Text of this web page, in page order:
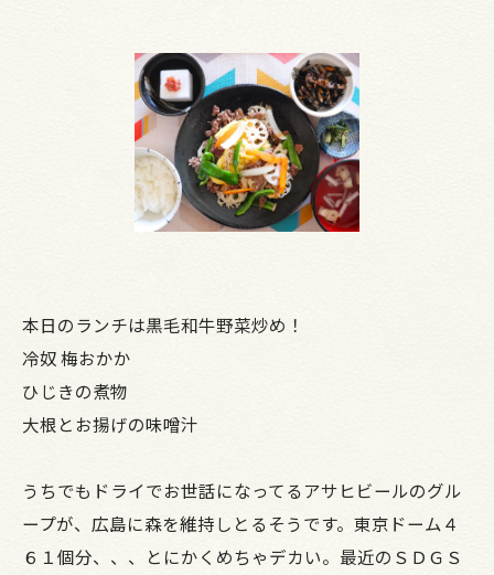
本日のランチは黒毛和牛野菜炒め！
冷奴 梅おかか
ひじきの煮物
大根とお揚げの味噌汁
うちでもドライでお世話になってるアサヒビールのグル
ープが、広島に森を維持しとるそうです。東京ドーム４
６１個分、、、とにかくめちゃデカい。最近のＳＤＧＳ